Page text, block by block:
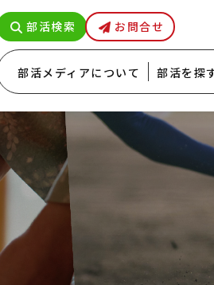
部活検索 お問合せ
部活メディアについて 部活を探